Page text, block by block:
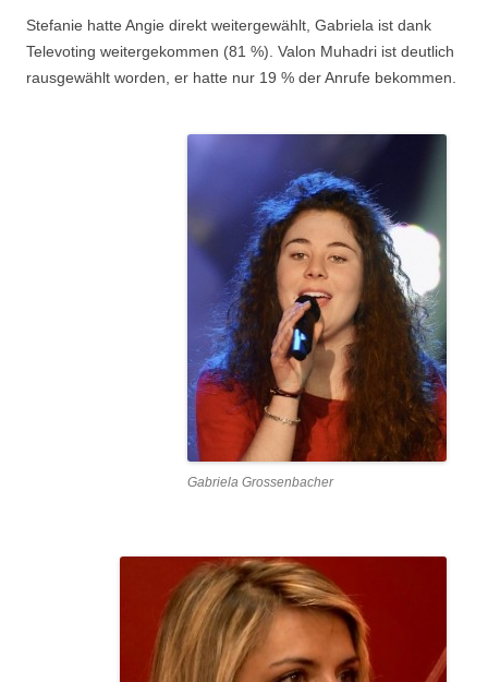
Stefanie hatte Angie direkt weitergewählt, Gabriela ist dank
Televoting weitergekommen (81 %). Valon Muhadri ist deutlich
rausgewählt worden, er hatte nur 19 % der Anrufe bekommen.
Gabriela Grossenbacher